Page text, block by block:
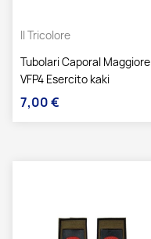
Il Tricolore
Tubolari Caporal Maggiore
VFP4 Esercito kaki
Prezzo
7,00 €